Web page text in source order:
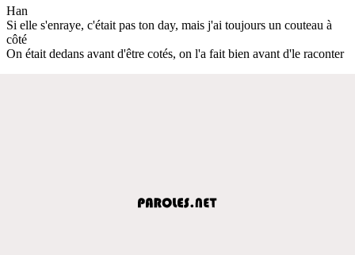
Han
Si elle s'enraye, c'était pas ton day, mais j'ai toujours un couteau à
côté
On était dedans avant d'être cotés, on l'a fait bien avant d'le raconter